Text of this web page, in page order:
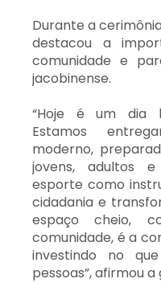
Durante a
destacou a
comunidade e
jacobinense.
“Hoje é um dia
Estamos
moderno,
jovens, adultos
esporte como
cidadania e
espaço cheio,
comunidade, é a
investindo no
pessoas”, afirmou a